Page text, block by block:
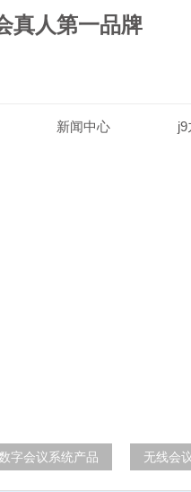
真人第一品牌
新闻中心
字会议系统产品 无线会